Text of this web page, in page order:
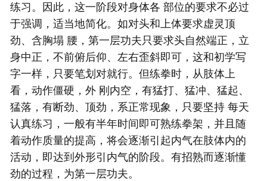
练习。因此，这一阶段对身体各 部位的要求不必过
于强调，适当地简化。如对头和上体要求虚灵顶
劲、含胸塌 腰，第一层功夫只要求头自然端正，立
身中正，不前俯后仰、左右歪斜即可，这和初学写
字一样，只要笔划对就行。但练拳时，从肢体上
看，动作僵硬，外 刚内空，有猛打、猛冲、猛起、
猛落，有断劲、顶劲，系正常现象，只要坚持 每天
认真练习，一般有半年时间即可熟练拳架，并且随
着动作质量的提高，将会逐渐引起内气在肢体内的
活动，即达到外形引内气的阶段。有招熟而逐渐懂
劲的过程，为第一层功夫。